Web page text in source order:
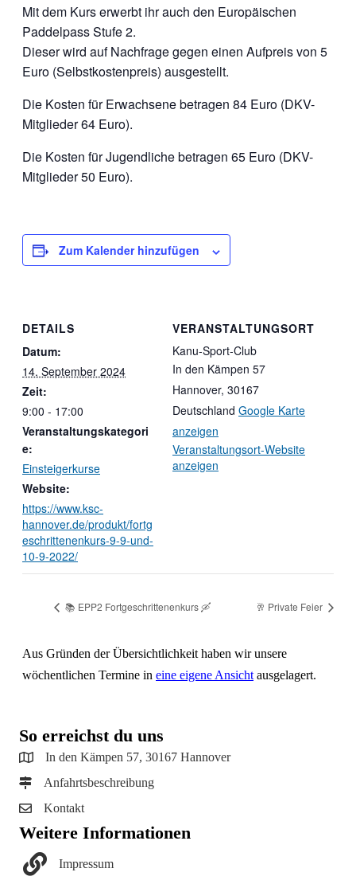
Mit dem Kurs erwerbt ihr auch den Europäischen
Paddelpass Stufe 2.
Dieser wird auf Nachfrage gegen einen Aufpreis von 5
Euro (Selbstkostenpreis) ausgestellt.
Die Kosten für Erwachsene betragen 84 Euro (DKV-
Mitglieder 64 Euro).
Die Kosten für Jugendliche betragen 65 Euro (DKV-
Mitglieder 50 Euro).
Zum Kalender hinzufügen
DETAILS
Datum:
14. September 2024
Zeit:
9:00 - 17:00
Veranstaltungskategori
e:
Einsteigerkurse
Website:
https://www.ksc-
hannover.de/produkt/fortg
eschrittenenkurs-9-9-und-
10-9-2022/
VERANSTALTUNGSORT
Kanu-Sport-Club
In den Kämpen 57
Hannover, 30167
Deutschland Google Karte
anzeigen
Veranstaltungsort-Website
anzeigen
📚 EPP2 Fortgeschrittenenkurs 🛶 🥂 Private Feier
Aus Gründen der Übersichtlichkeit haben wir unsere
wöchentlichen Termine in eine eigene Ansicht ausgelagert.
So erreichst du uns
In den Kämpen 57, 30167 Hannover
Anfahrtsbeschreibung
Kontakt
Weitere Informationen
Impressum